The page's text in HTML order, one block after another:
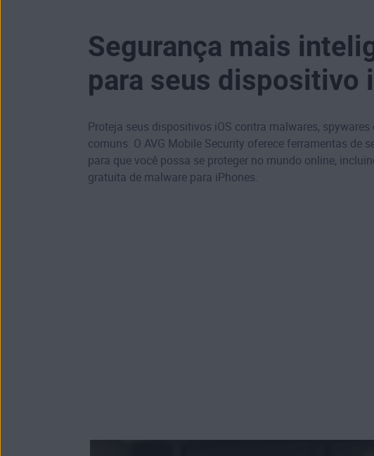
Segurança mais
para seus dispositivo
Proteja seus dispositivos iOS contra malwares, spywares
comuns. O AVG Mobile Security oferece ferramentas de
para que você possa se proteger no mundo online,
gratuita de malware para iPhones